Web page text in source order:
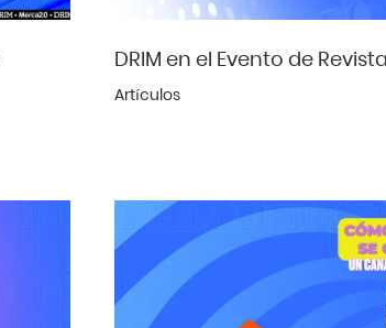
DRIM en el Evento de
Artículos